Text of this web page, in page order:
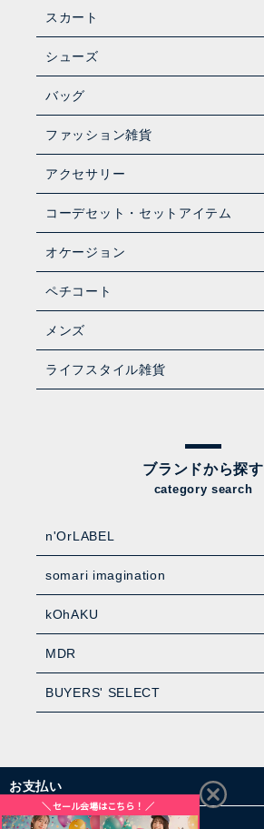
スカート
シューズ
バッグ
ファッション雑貨
アクセサリー
コーデセット・セットアイテム
オケージョン
ペチコート
メンズ
ライフスタイル雑貨
ブランドから探す
category search
n'OrLABEL
somari imagination
kOhAKU
MDR
BUYERS' SELECT
お支払い
配送・送料